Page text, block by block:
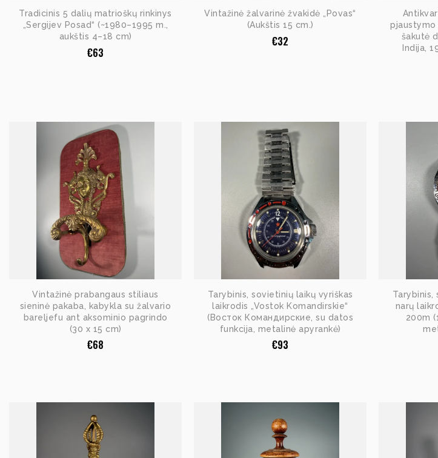
Tradicinis 5 dalių matrioškų rinkinys
„Sergijev Posad“ (~1980–1995 m.,
aukštis 4–18 cm)
€63
Vintažinė žalvarinė žvakidė „Povas“
(Aukštis 15 cm.)
€32
pjaustymo
šakutė
Indija,
Vintažinė prabangaus stiliaus
sieninė pakaba, kabykla su žalvario
bareljefu ant aksominio pagrindo
(30 x 15 cm)
€68
Tarybinis, sovietinių laikų vyriškas
laikrodis „Vostok Komandirskie“
(Восток Командирские, su datos
funkcija, metalinė apyrankė)
€93
Tarybinis,
narų
200m